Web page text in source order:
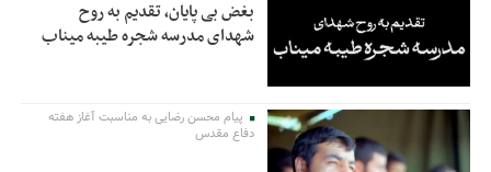
بغض بی پایان، تقدیم به روح
شهدای مدرسه شجره طیبه میناب
پیام محسن رضایی به مناسبت آغاز هفته
دفاع مقدس